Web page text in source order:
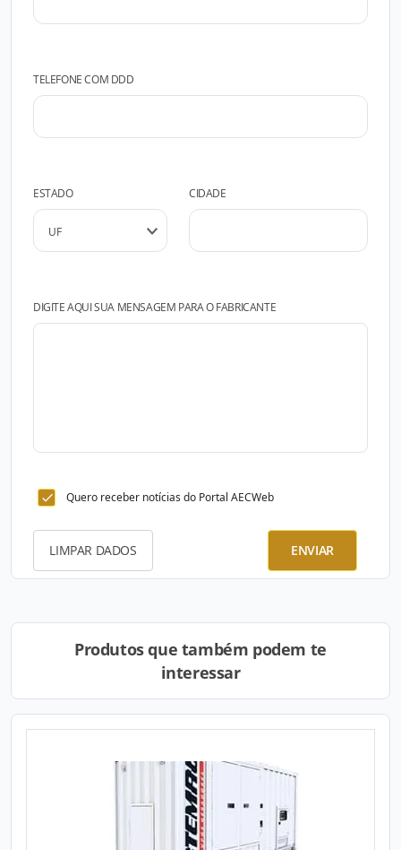
TELEFONE COM DDD
ESTADO CIDADE
DIGITE AQUI SUA MENSAGEM PARA O FABRICANTE
Quero receber notícias do Portal AECWeb
LIMPAR DADOS ENVIAR
Produtos que também podem te
interessar